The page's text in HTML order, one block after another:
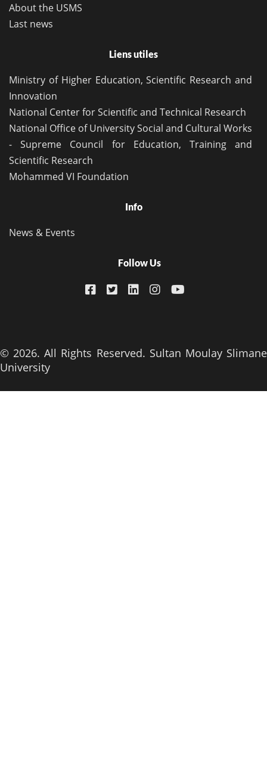
About the USMS
Last news
Liens utiles
Ministry of Higher Education, Scientific Research and
Innovation
National Center for Scientific and Technical Research
National Office of University Social and Cultural Works
- Supreme Council for Education, Training and
Scientific Research
Mohammed VI Foundation
Info
News & Events
Follow Us
© 2026. All Rights Reserved. Sultan Moulay Slimane
University